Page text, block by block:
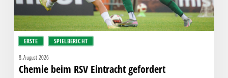
ERSTE SPIELBERICHT
8. August 2026
Chemie beim RSV Eintracht gefordert